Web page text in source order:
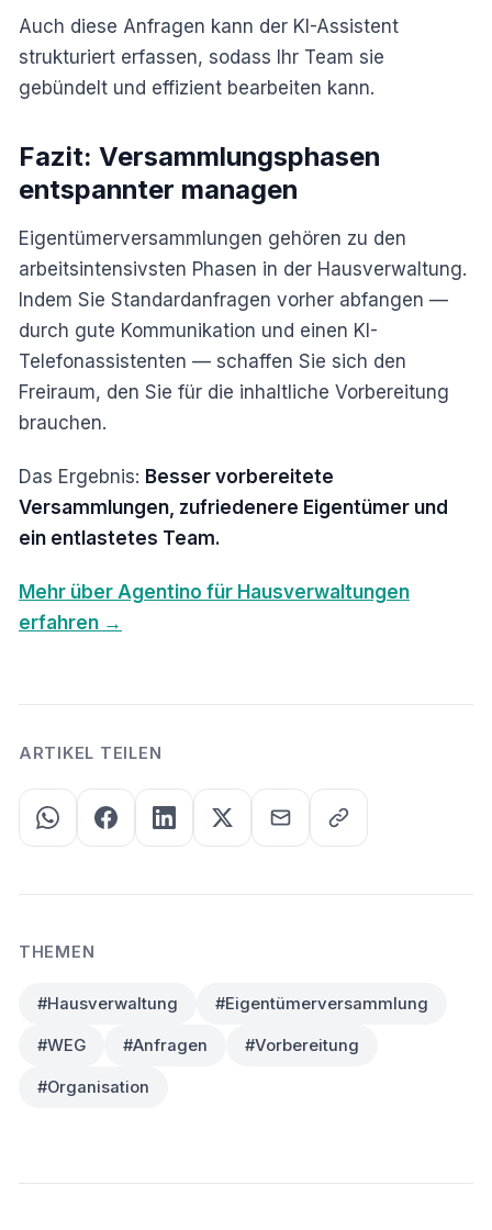
Auch diese Anfragen kann der KI-Assistent
strukturiert erfassen, sodass Ihr Team sie
gebündelt und effizient bearbeiten kann.
Fazit: Versammlungsphasen
entspannter managen
Eigentümerversammlungen gehören zu den
arbeitsintensivsten Phasen in der Hausverwaltung.
Indem Sie Standardanfragen vorher abfangen —
durch gute Kommunikation und einen KI-
Telefonassistenten — schaffen Sie sich den
Freiraum, den Sie für die inhaltliche Vorbereitung
brauchen.
Das Ergebnis: Besser vorbereitete
Versammlungen, zufriedenere Eigentümer und
ein entlastetes Team.
Mehr über Agentino für Hausverwaltungen
erfahren →
ARTIKEL TEILEN
THEMEN
#Hausverwaltung #Eigentümerversammlung
#WEG #Anfragen #Vorbereitung
#Organisation